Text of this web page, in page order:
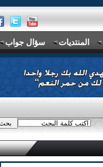
سؤال جواب المنتديات